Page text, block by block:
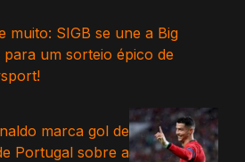
muito: SIGB se une a Big
para um sorteio épico de
marca gol de
Portugal sobre a